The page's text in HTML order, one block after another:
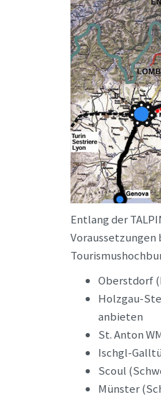
Entlang der
Oberstdorf
Holzgau-
anbieten
St. Anton
Ischgl-
Scoul
Münster